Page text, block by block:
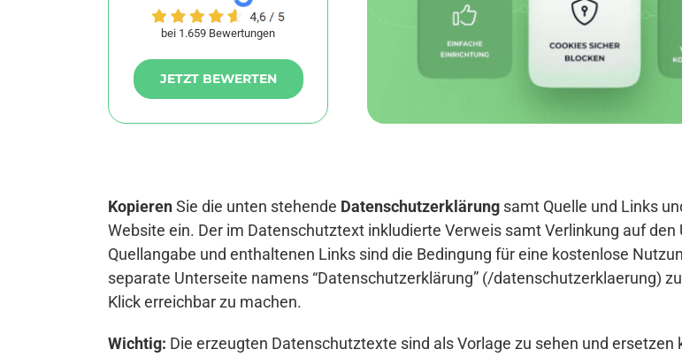
bei 1.659 Bewertungen
JETZT BEWERTEN
KopierenSie die unten stehende Datenschutzerklärung samt Quelle und Links
Website ein. Der im Datenschutztext inkludierte Verweis samt Verlinkung auf
Quellangabe und enthaltenen Links sind die Bedingung für eine kostenlose
separate Unterseite namens “Datenschutzerklärung” (/datenschutzerklaerung)
Klick erreichbar zu machen.
Wichtig: Die erzeugten Datenschutztexte sind als Vorlage zu sehen und